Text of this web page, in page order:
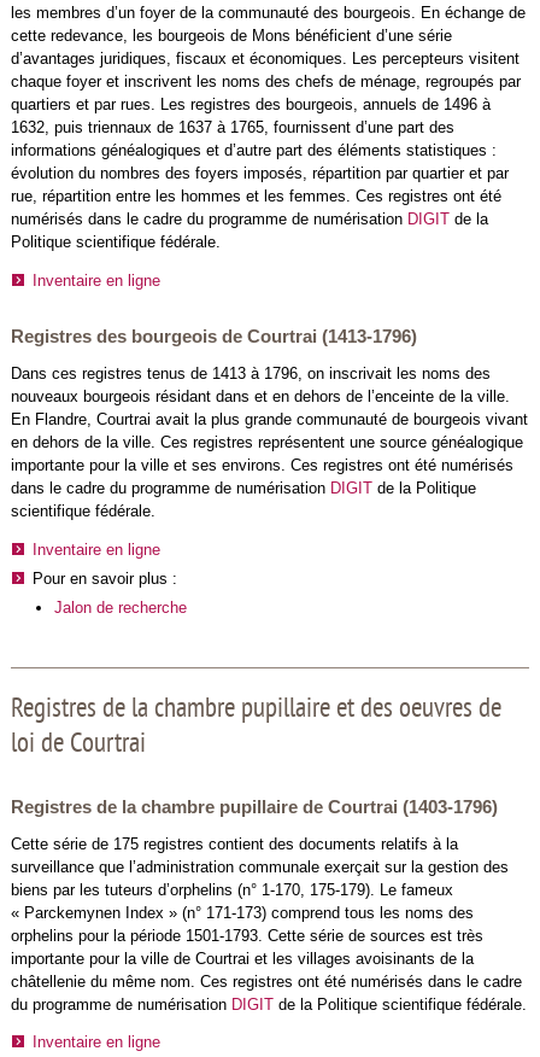
les membres d’un foyer de la communauté des bourgeois. En échange de
cette redevance, les bourgeois de Mons bénéficient d’une série
d’avantages juridiques, fiscaux et économiques. Les percepteurs visitent
chaque foyer et inscrivent les noms des chefs de ménage, regroupés par
quartiers et par rues. Les registres des bourgeois, annuels de 1496 à
1632, puis triennaux de 1637 à 1765, fournissent d’une part des
informations généalogiques et d’autre part des éléments statistiques :
évolution du nombres des foyers imposés, répartition par quartier et par
rue, répartition entre les hommes et les femmes. Ces registres ont été
numérisés dans le cadre du programme de numérisation DIGITde la
Politique scientifique fédérale.
Inventaire en ligne
Registres des bourgeois de Courtrai (1413-1796)
Dans ces registres tenus de 1413 à 1796, on inscrivait les noms des
nouveaux bourgeois résidant dans et en dehors de l’enceinte de la ville.
En Flandre, Courtrai avait la plus grande communauté de bourgeois vivant
en dehors de la ville. Ces registres représentent une source généalogique
importante pour la ville et ses environs. Ces registres ont été numérisés
dans le cadre du programme de numérisation DIGITde la Politique
scientifique fédérale.
Inventaire en ligne
Pour en savoir plus :
Jalon de recherche
Registres de la chambre pupillaire et des oeuvres de
loi de Courtrai
Registres de la chambre pupillaire de Courtrai (1403-1796)
Cette série de 175 registres contient des documents relatifs à la
surveillance que l’administration communale exerçait sur la gestion des
biens par les tuteurs d’orphelins (n° 1-170, 175-179). Le fameux
« Parckemynen Index » (n° 171-173) comprend tous les noms des
orphelins pour la période 1501-1793. Cette série de sources est très
importante pour la ville de Courtrai et les villages avoisinants de la
châtellenie du même nom. Ces registres ont été numérisés dans le cadre
du programme de numérisation DIGITde la Politique scientifique fédérale.
Inventaire en ligne